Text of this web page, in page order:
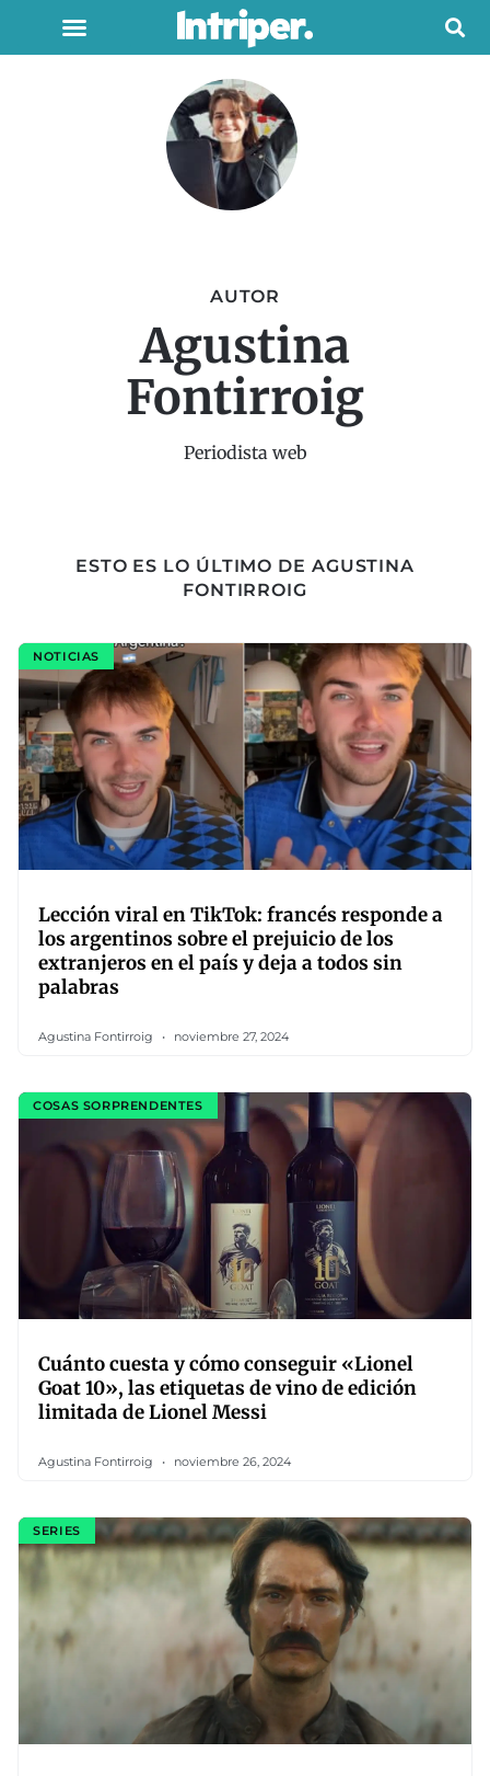
AUTOR
Agustina
Fontirroig
Periodista web
ESTO ES LO ÚLTIMO DE AGUSTINA
FONTIRROIG
NOTICIAS
Lección viral en TikTok: francés responde a
los argentinos sobre el prejuicio de los
extranjeros en el país y deja a todos sin
palabras
Agustina Fontirroig noviembre 27, 2024
COSAS SORPRENDENTES
Cuánto cuesta y cómo conseguir «Lionel
Goat 10», las etiquetas de vino de edición
limitada de Lionel Messi
Agustina Fontirroig noviembre 26, 2024
SERIES